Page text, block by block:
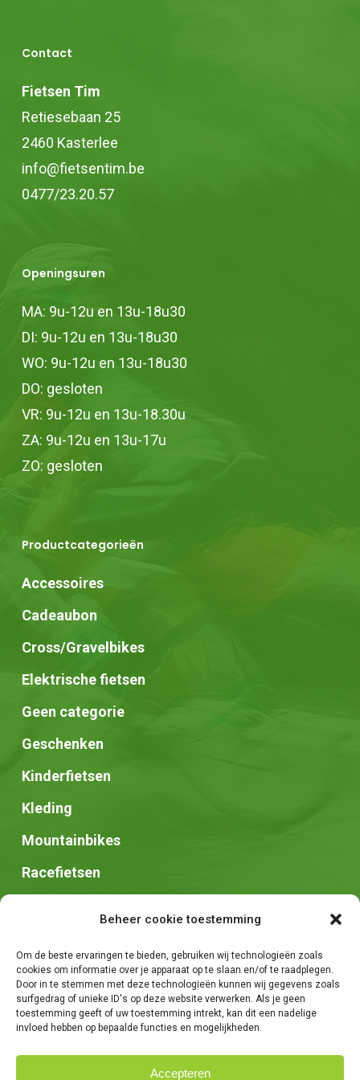
Beheer cookie toestemming
Om de beste ervaringen te bieden, gebruiken wij technologieën zoals
cookies om informatie over je apparaat op te slaan en/of te raadplegen.
Door in te stemmen met deze technologieën kunnen wij gegevens zoals
surfgedrag of unieke ID's op deze website verwerken. Als je geen
toestemming geeft of uw toestemming intrekt, kan dit een nadelige
invloed hebben op bepaalde functies en mogelijkheden.
Accepteren
Contact
Fietsen Tim
Retiesebaan 25
2460 Kasterlee
info@fietsentim.be
0477/23.20.57
Openingsuren
MA: 9u-12u en 13u-18u30
DI: 9u-12u en 13u-18u30
WO: 9u-12u en 13u-18u30
DO: gesloten
VR: 9u-12u en 13u-18.30u
ZA: 9u-12u en 13u-17u
ZO: gesloten
Productcategorieën
Accessoires
Cadeaubon
Cross/Gravelbikes
Elektrische fietsen
Geen categorie
Geschenken
Kinderfietsen
Kleding
Mountainbikes
Racefietsen
Zadels